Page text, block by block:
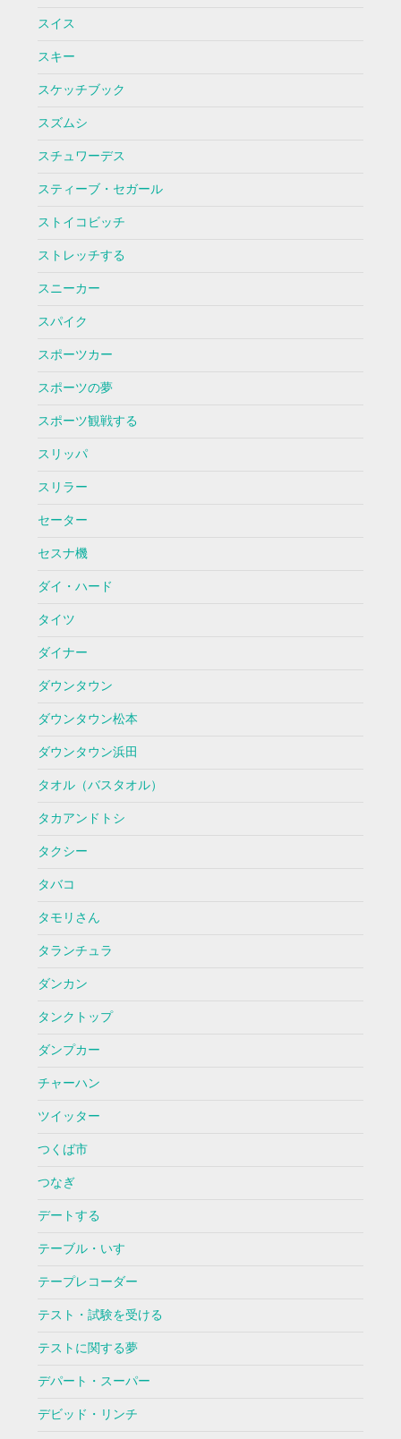
スイス
スキー
スケッチブック
スズムシ
スチュワーデス
スティーブ・セガール
ストイコビッチ
ストレッチする
スニーカー
スパイク
スポーツカー
スポーツの夢
スポーツ観戦する
スリッパ
スリラー
セーター
セスナ機
ダイ・ハード
タイツ
ダイナー
ダウンタウン
ダウンタウン松本
ダウンタウン浜田
タオル（バスタオル）
タカアンドトシ
タクシー
タバコ
タモリさん
タランチュラ
ダンカン
タンクトップ
ダンプカー
チャーハン
ツイッター
つくば市
つなぎ
デートする
テーブル・いす
テープレコーダー
テスト・試験を受ける
テストに関する夢
デパート・スーパー
デビッド・リンチ